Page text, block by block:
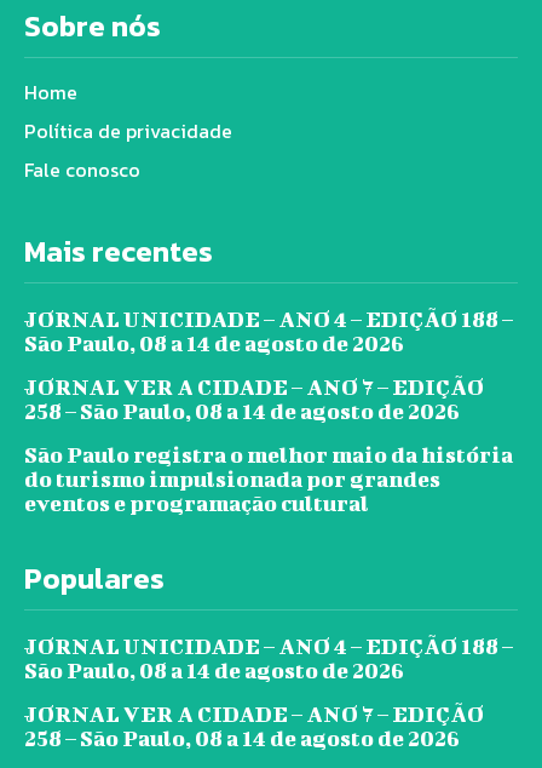
Sobre nós
Home
Política de privacidade
Fale conosco
Mais recentes
JORNAL UNICIDADE – ANO 4 – EDIÇÃO 188 –
São Paulo, 08 a 14 de agosto de 2026
JORNAL VER A CIDADE – ANO 7 – EDIÇÃO
258 – São Paulo, 08 a 14 de agosto de 2026
São Paulo registra o melhor maio da história
do turismo impulsionada por grandes
eventos e programação cultural
Populares
JORNAL UNICIDADE – ANO 4 – EDIÇÃO 188 –
São Paulo, 08 a 14 de agosto de 2026
JORNAL VER A CIDADE – ANO 7 – EDIÇÃO
258 – São Paulo, 08 a 14 de agosto de 2026